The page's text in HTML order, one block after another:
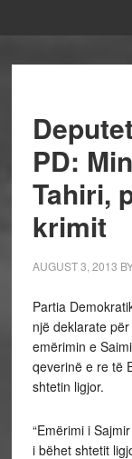
PD:
Tahiri,
krimit
AUGUST 3, 2013
Partia
një deklarate
emërimin e
qeverinë e re të
shtetin ligjor.
“Emërimi i
i bëhet shtetit